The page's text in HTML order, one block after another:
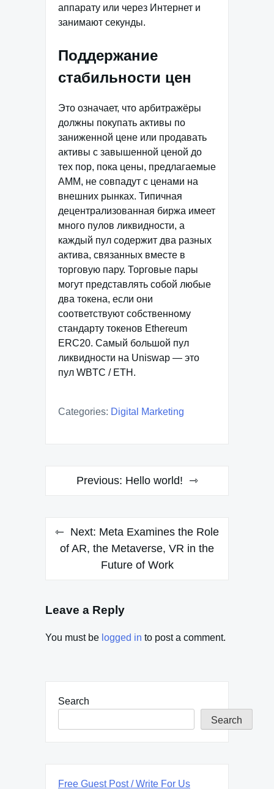
аппарату или через Интернет и
занимают секунды.
Поддержание
стабильности цен
Это означает, что арбитражёры
должны покупать активы по
заниженной цене или продавать
активы с завышенной ценой до
тех пор, пока цены, предлагаемые
AMM, не совпадут с ценами на
внешних рынках. Типичная
децентрализованная биржа имеет
много пулов ликвидности, а
каждый пул содержит два разных
актива, связанных вместе в
торговую пару. Торговые пары
могут представлять собой любые
два токена, если они
соответствуют собственному
стандарту токенов Ethereum
ERC20. Самый большой пул
ликвидности на Uniswap — это
пул WBTC / ETH.
Categories: Digital Marketing
Previous: Hello world!
Next: Meta Examines the Role
of AR, the Metaverse, VR in the
Future of Work
Leave a Reply
You must be logged in to post a comment.
Search
Search
Free Guest Post / Write For Us